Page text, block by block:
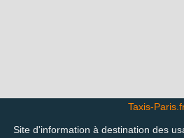
Taxis-
Site d'information à destination des